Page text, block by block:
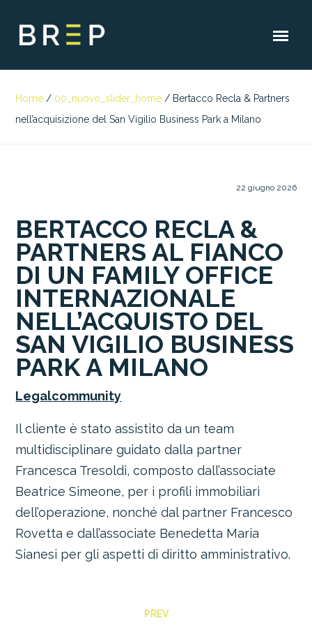
Home / 00_nuovo_slider_home / Bertacco Recla & Partners
nell’acquisizione del San Vigilio Business Park a Milano
22 giugno 2026
BERTACCO RECLA &
PARTNERS AL FIANCO
DI UN FAMILY OFFICE
INTERNAZIONALE
NELL’ACQUISTO DEL
SAN VIGILIO BUSINESS
PARK A MILANO
Legalcommunity
Il clienteè stato assistito da un team
multidisciplinare guidato dalla partner
Francesca Tresoldi, composto dall’associate
Beatrice Simeone, per i profili immobiliari
dell’operazione, nonché dal partner Francesco
Rovetta e dall’associate Benedetta Maria
Sianesi per gli aspetti di diritto amministrativo.
PREV